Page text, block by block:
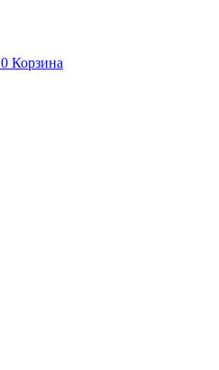
0 Корзина